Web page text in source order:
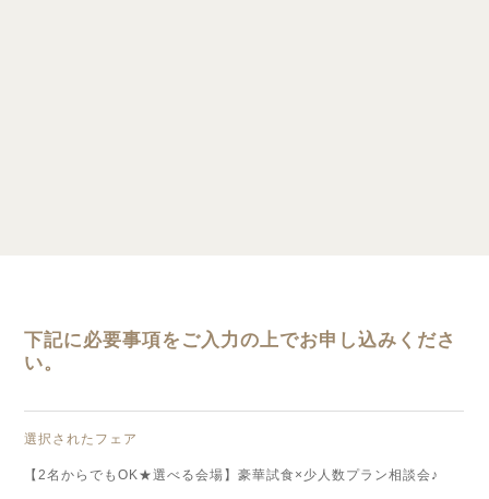
下記に必要事項をご入力の上でお申し込みくださ
い。
選択されたフェア
【2名からでもOK★選べる会場】豪華試食×少人数プラン相談会♪